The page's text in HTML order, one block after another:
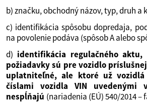
b) značku, obchodný názov, typ, druh a
c) identifikácia spôsobu dopredaja,
na povolenie podáva (spôsob A alebo
d) identifikácia regulačného
požiadavky sú pre vozidlo
uplatniteľné, ale ktoré už
číslami vozidla VIN uvedenými
nespĺňajú (nariadenia (EÚ) 540/2014 –